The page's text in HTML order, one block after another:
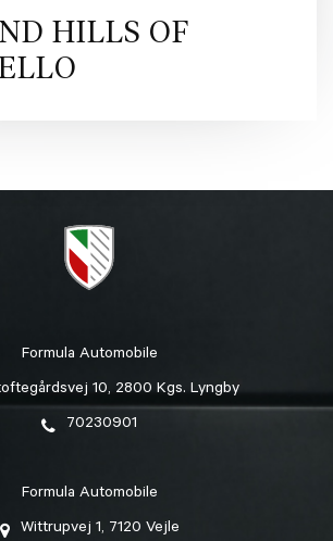
HILLS OF
Formula Automobile
10, 2800 Kgs. Lyngby
70230901
Formula Automobile
Wittrupvej 1, 7120 Vejle